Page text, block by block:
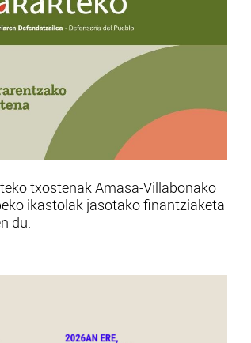
txostenak Amasa-Villabonako
ikastolak jasotako finantziaketa
du.